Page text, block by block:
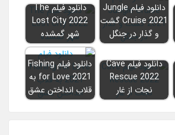
دانلود فیلم Jungle
Cruise 2021 گشت
و گذار در جنگل
دانلود فیلم The
Lost City 2022
شهر گمشده
دانلود فیلم Cave
Rescue 2022
نجات از غار
دانلود فیلم Fishing
for Love 2021 به
قلاب انداختن عشق